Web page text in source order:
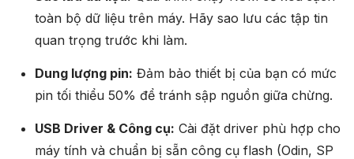
toàn bộ dữ liệu trên máy. Hãy sao lưu các tập tin
quan trọng trước khi làm.
Dung lượng pin: Đảm bảo thiết bị của bạn có mức
pin tối thiểu 50% để tránh sập nguồn giữa chừng.
USB Driver & Công cụ: Cài đặt driver phù hợp cho
máy tính và chuẩn bị sẵn công cụ flash (Odin, SP